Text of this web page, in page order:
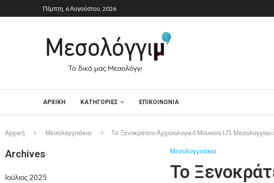
Πέμπτη, 6 Αυγούστου, 2026
ΑΡΧΙΚΉ ΚΑΤΗΓΟΡΙΕΣ ΕΠΙΚΟΙΝΩΝΙΑ
Αρχική Μεσολογγιτάκια To Ξενοκράτειο Αρχαιολογικό Μουσείο Ι.Π. Μεσολογγίου
Μεσολογγιτάκια
To
Archives
Ιούλιος 2025